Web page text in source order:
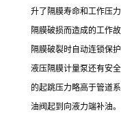
升了隔膜寿命和工作压
隔膜破损而造成的工作
隔膜破裂时自动连锁保护
液压隔膜计量泵还有安
的起跳压力略高于管道
油阀起到向液力端补油。